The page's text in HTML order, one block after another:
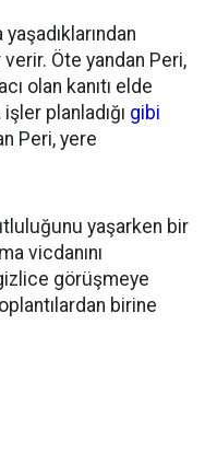
verir. Öte yandan Peri,
olan kanıtı elde
planladığı gibi
Peri, yere
yaşarken bir
vicdanını
görüşmeye
birine